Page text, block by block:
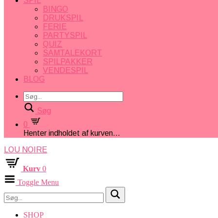
BINGO
DRUKSPIL
FERIE
PARTYSPIL
QUIZ
SAMTALEKORT
SPILPAKKER
VENDESPIL
BLOG
Søg
0
Henter indholdet af kurven...
LOU NOIRE
Kurv 0
Toggle Menu
SHOP